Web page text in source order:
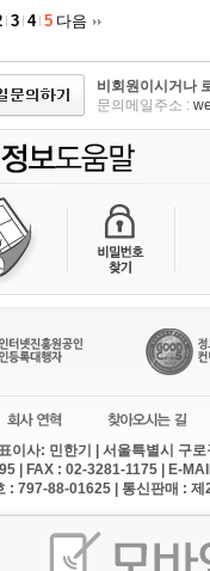
3 4 5 다음
비회원이시거나
문의메일주소 :
이사: 민한기 | 서울특별시 구
| FAX : 02-3281-1175 | E-
: 797-88-01625 | 통신판매 :